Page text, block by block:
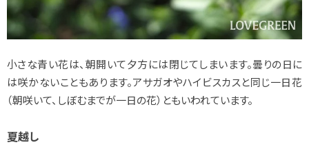
小さな青い花は、朝開いて夕方には閉じてしまいます。曇りの日に
は咲かないこともあります。アサガオやハイビスカスと同じ一日花
（朝咲いて、しぼむまでが一日の花）ともいわれています。
夏越し